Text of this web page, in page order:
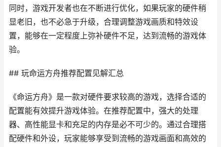
同时，游戏开发者也在不断进行优化，如果玩家的硬件稍
显老旧，也不必急于升级，合理调整游戏画质和特效设
置，能够在一定程度上弥补硬件不足，达到流畅的游戏体
验。
## 玩命运方舟推荐配置见解汇总
《命运方舟》是一款对硬件要求较高的游戏，选择合适的
配置能有效提升游戏体验。在推荐配置中，强大的处理
器、高性能显卡和充足的内存是必不可少的。通过合理搭
配硬件和外设，玩家能够享受到流畅的游戏画面和高效的